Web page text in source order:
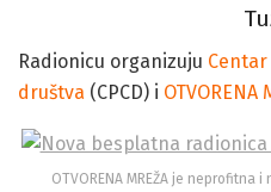
Radionicu organizuju
društva (CPCD) i OTVORENA
OTVORENA MREŽA je